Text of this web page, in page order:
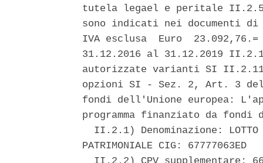
tutela legael e peritale
sono indicati nei documenti
IVA esclusa  Euro
31.12.2016 al 31.12.2019
autorizzate varianti SI
opzioni SI - Sez. 2, Art. 3
fondi dell'Unione europea:
programma finanziato da fondi
II.2.1) Denominazione:
PATRIMONIALE CIG: 67777063ED